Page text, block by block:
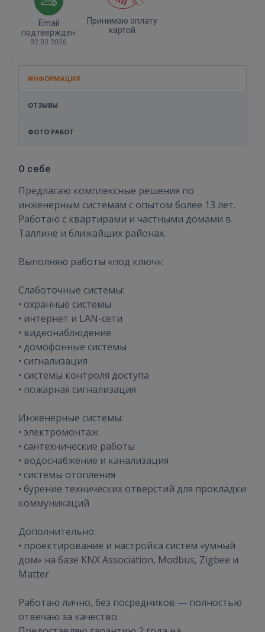
Email
подтвержден
02.03.2026
Принимаю оплату
картой
ИНФОРМАЦИЯ
ОТЗЫВЫ
ФОТО РАБОТ
О себе
Предлагаю комплексные решения по
инженерным системам с опытом более 13 лет.
Работаю с квартирами и частными домами в
Таллине и ближайших районах.
Выполняю работы «под ключ»:
Слаботочные системы:
• охранные системы
• интернет и LAN-сети
• видеонаблюдение
• домофонные системы
• сигнализация
• системы контроля доступа
• пожарная сигнализация
Инженерные системы:
• электромонтаж
• сантехнические работы
• водоснабжение и канализация
• системы отопления
• бурение технических отверстий для прокладки
коммуникаций
Дополнительно:
• проектирование и настройка систем «умный
дом» на базе KNX Association, Modbus, Zigbee и
Matter
Работаю лично, без посредников — полностью
отвечаю за качество.